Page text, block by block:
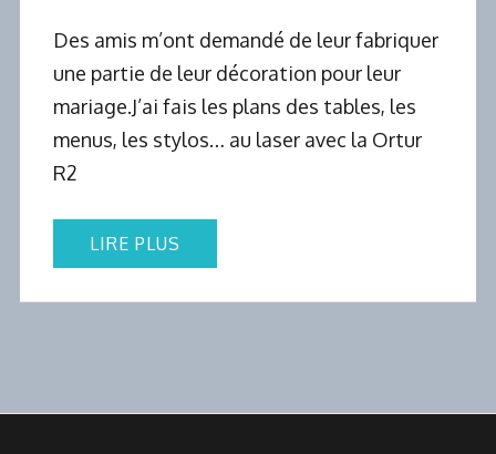
Des amis m’ont demandé de leur fabriquer
une partie de leur décoration pour leur
mariage.J’ai fais les plans des tables, les
menus, les stylos… au laser avec la Ortur
R2
LIRE PLUS